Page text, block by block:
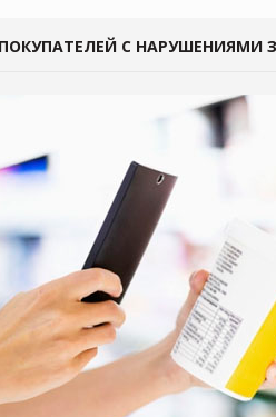
С НАРУШЕНИЯМИ